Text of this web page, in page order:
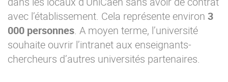
avec l’établissement. Cela représente environ 3
000 personnes. A moyen terme, l’université
souhaite ouvrir l’intranet aux enseignants-
chercheurs d’autres universités partenaires.